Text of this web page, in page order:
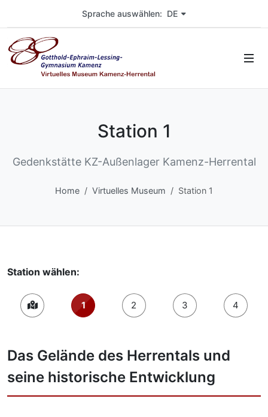
Sprache auswählen: DE
Station 1
Gedenkstätte KZ-Außenlager Kamenz-Herrental
Home Virtuelles Museum Station 1
Station wählen:
1 2 3 4
Das Gelände des Herrentals und
seine historische Entwicklung